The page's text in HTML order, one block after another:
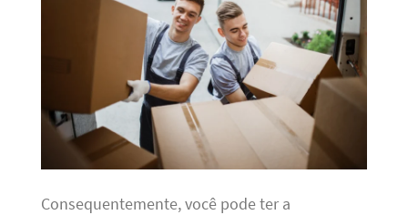
Consequentemente, você pode ter a